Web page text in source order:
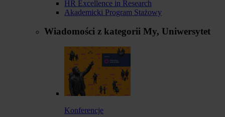
HR Excellence in Research
Akademicki Program Stażowy
Wiadomości z kategorii My, Uniwersytet
Konferencje